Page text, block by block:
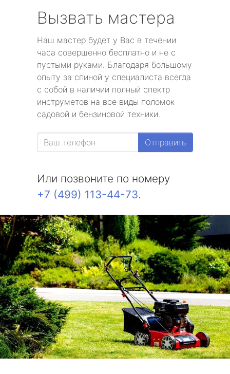
Вызвать мастера
Наш мастер будет у Вас в течении
часа совершенно бесплатно и не с
пустыми руками. Благодаря большому
опыту за спиной у специалиста всегда
с собой в наличии полный спектр
инструметов на все виды поломок
садовой и бензиновой техники.
Отправить
Или позвоните по номеру
+7 (499) 113-44-73.